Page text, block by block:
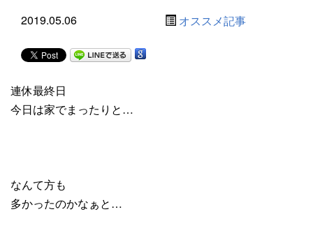
2019.05.06 オススメ記事
連休最終日
今日は家でまったりと…
なんて方も
多かったのかなぁと…